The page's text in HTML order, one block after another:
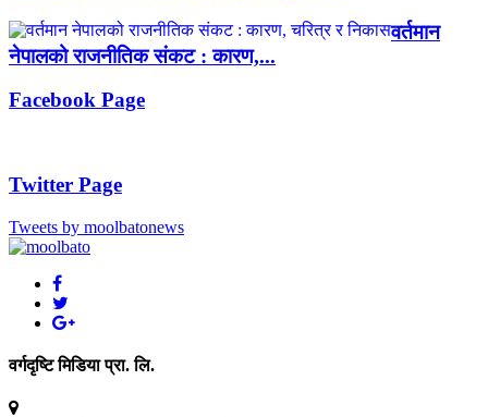
वर्तमान
नेपालको राजनीतिक संकट : कारण,...
Facebook Page
Twitter Page
Tweets by moolbatonews
वर्गदृष्टि मिडिया प्रा. लि.